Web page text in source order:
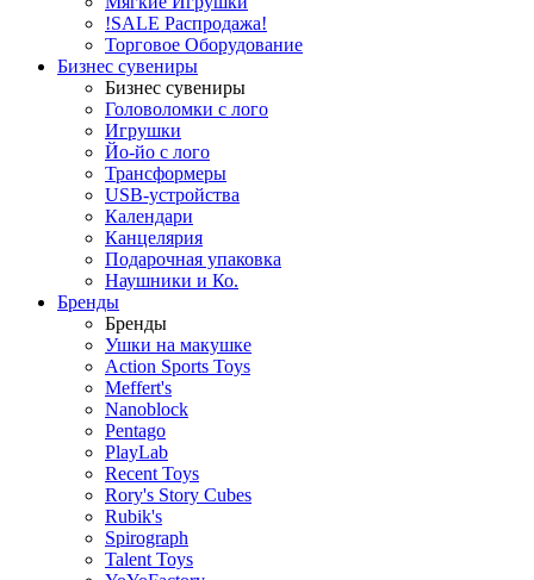
!SALE Распродажа!
Торговое Оборудование
Бизнес сувениры
Бизнес сувениры
Головоломки с лого
Игрушки
Йо-йо с лого
Трансформеры
USB-устройства
Календари
Канцелярия
Подарочная упаковка
Наушники и Ко.
Бренды
Бренды
Ушки на макушке
Action Sports Toys
Meffert's
Nanoblock
Pentago
PlayLab
Recent Toys
Rory's Story Cubes
Rubik's
Spirograph
Talent Toys